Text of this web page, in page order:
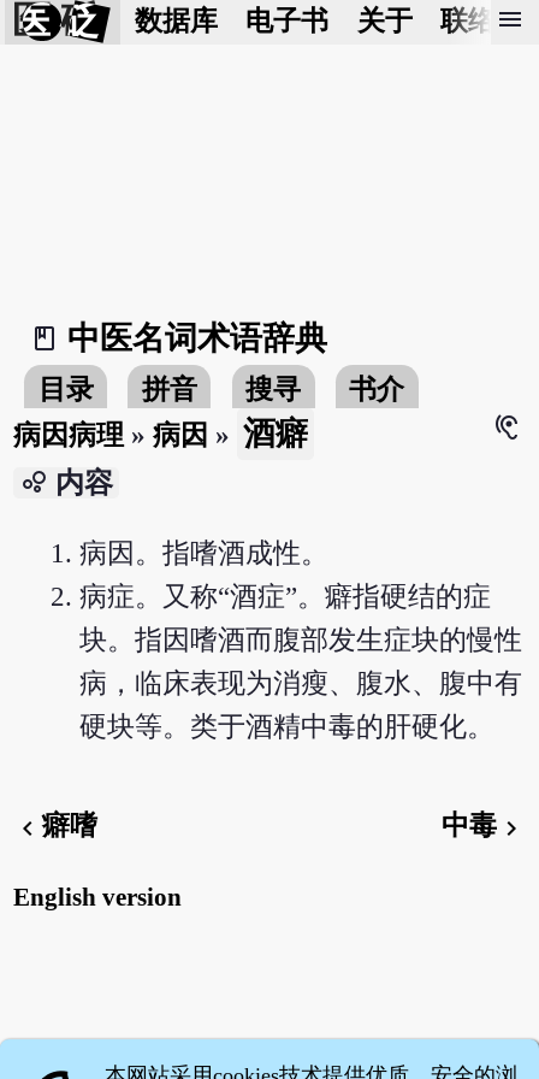
医 砭 数据库 电子书 关于 联络我
menu
book_2
中医名词术语辞典
目录 拼音 搜寻
书介
病因病理 »病因 » 酒癖
hearing
bubble_chart 内容
病因。指嗜酒成性。
病症。又称“酒症”。癖指硬结的症
块。指因嗜酒而腹部发生症块的慢性
病，临床表现为消瘦、腹水、腹中有
硬块等。类于酒精中毒的肝硬化。
chevron_left癖嗜 中毒chevron_right
English version